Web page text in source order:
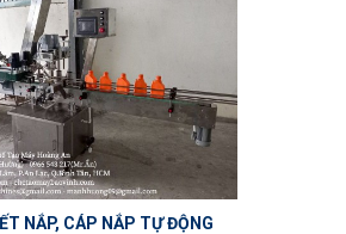
NẮP, CÁP NẮP TỰ ĐỘNG